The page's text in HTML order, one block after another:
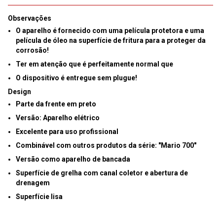
Observações
O aparelho é fornecido com uma película protetora e uma
película de óleo na superfície de fritura para a proteger da
corrosão!
Ter em atenção que é perfeitamente normal que
O dispositivo é entregue sem plugue!
Design
Parte da frente em preto
Versão: Aparelho elétrico
Excelente para uso profissional
Combinável com outros produtos da série: "Mario 700"
Versão como aparelho de bancada
Superfície de grelha com canal coletor e abertura de
drenagem
Superfície lisa